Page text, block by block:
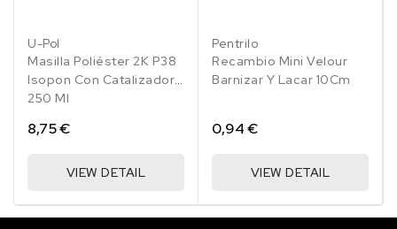
U-Pol
Masilla Poliéster 2K P38
Isopon Con Catalizador
250 Ml
8,75 €
VIEW DETAIL
Pentrilo
Recambio Mini Velour
Barnizar Y Lacar 10Cm
0,94 €
VIEW DETAIL